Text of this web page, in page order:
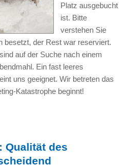
Platz ausgebucht
ist. Bitte
verstehen Sie
besetzt, der Rest war reserviert.
auf der Suche nach einem
Ein fast leeres
uns geeignet. Wir betreten das
Katastrophe beginnt!
Qualität des